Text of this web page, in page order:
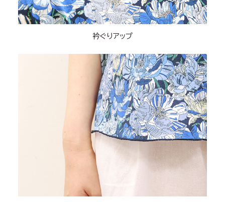
衿ぐりアップ